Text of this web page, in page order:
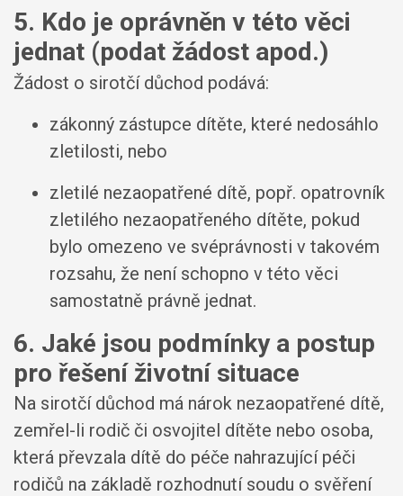
5. Kdo je oprávněn v této věci
jednat (podat žádost apod.)
Žádost o sirotčí důchod podává:
zákonný zástupce dítěte, které nedosáhlo
zletilosti, nebo
zletilé nezaopatřené dítě, popř. opatrovník
zletilého nezaopatřeného dítěte, pokud
bylo omezeno ve svéprávnosti v takovém
rozsahu, že není schopno v této věci
samostatně právně jednat.
6. Jaké jsou podmínky a postup
pro řešení životní situace
Na sirotčí důchod má nárok nezaopatřené dítě,
zemřel-li rodič či osvojitel dítěte nebo osoba,
která převzala dítě do péče nahrazující péči
rodičů na základě rozhodnutí soudu o svěření